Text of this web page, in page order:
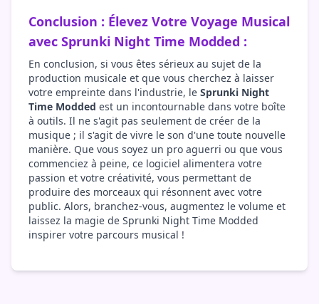
Conclusion : Élevez Votre Voyage Musical
avec Sprunki Night Time Modded :
En conclusion, si vous êtes sérieux au sujet de la
production musicale et que vous cherchez à laisser
votre empreinte dans l'industrie, le Sprunki Night
Time Modded est un incontournable dans votre boîte
à outils. Il ne s'agit pas seulement de créer de la
musique ; il s'agit de vivre le son d'une toute nouvelle
manière. Que vous soyez un pro aguerri ou que vous
commenciez à peine, ce logiciel alimentera votre
passion et votre créativité, vous permettant de
produire des morceaux qui résonnent avec votre
public. Alors, branchez-vous, augmentez le volume et
laissez la magie de Sprunki Night Time Modded
inspirer votre parcours musical !